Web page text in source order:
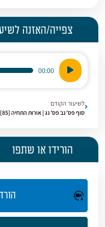
צפייה/האזנה
נגן
אודיו
00:00
לשיעור הקודם
סוף פס' נב פס' נג | אורות התחיה [85]
הורידו או שתפו